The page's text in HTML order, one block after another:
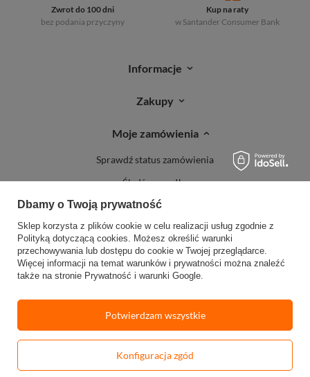
Dodaj do koszyka
Zwrot do 100 dni
bez podania przyczyny
Kup na raty
w Santander Consumer Bank
Informacje
Zakupy
Moje zamówienia
Sprawdź status zamówienia
Śledź przesyłkę
Reklamacje
Zwroty
W sklepie prezentujemy ceny brutto (z VAT).Stawki VAT dla konsumentów z
Dbamy o Twoją prywatność
Sklep korzysta z plików cookie w celu realizacji usług zgodnie z
Polityką dotyczącą cookies. Możesz określić warunki
przechowywania lub dostępu do cookie w Twojej przeglądarce.
Więcej informacji na temat warunków i prywatności można znaleźć
także na stronie Prywatność i warunki Google.
Konfiguracja zgód
Potwierdzam wszystkie